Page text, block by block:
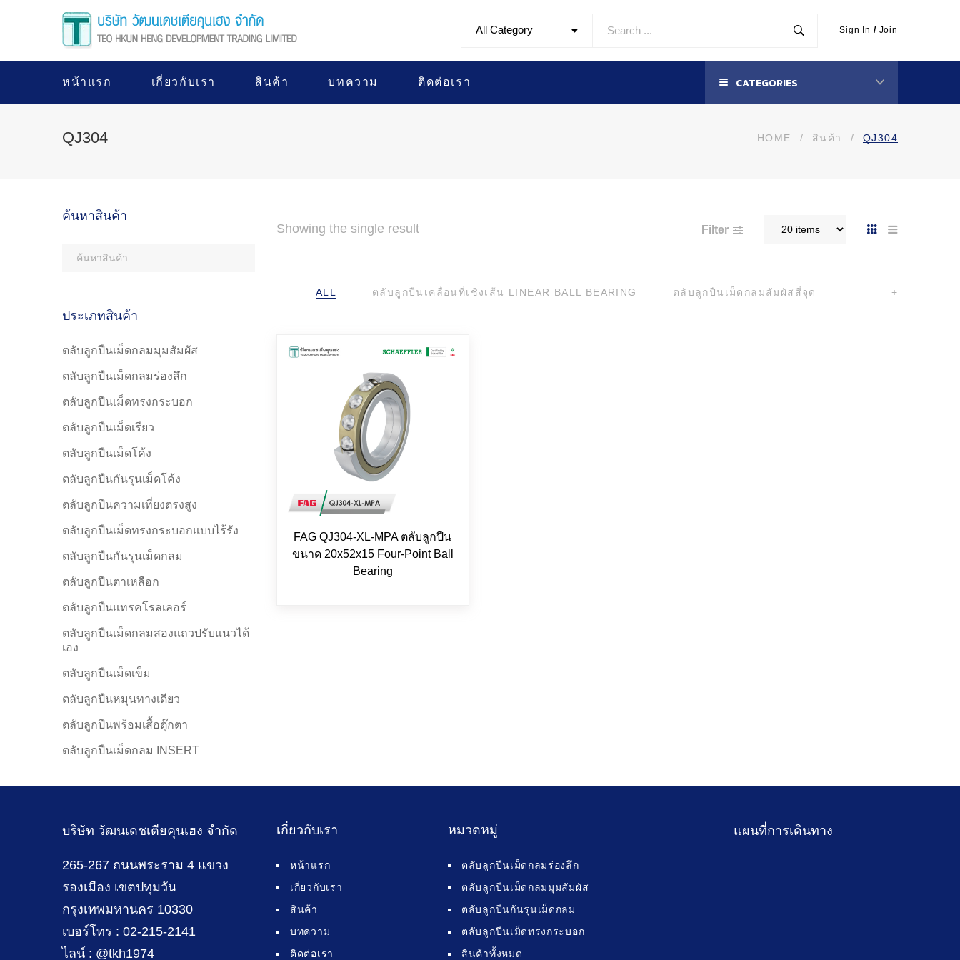
All Category Sign In / Join
หน้าแรก เกี่ยวกับเรา สินค้า บทความ ติดต่อเรา CATEGORIES
QJ304 HOME / สินค้า / QJ304
Showing the single result Filter
ALL ตลับลูกปืนเคลื่อนที่เชิงเส้น LINEAR BALL BEARING ตลับลูกปืนเม็ดกลมสัมผัสสี่จุด +
FAG QJ304-XL-MPA ตลับลูกปืน
ขนาด 20x52x15 Four-Point Ball
Bearing
ค้นหาสินค้า
ประเภทสินค้า
ตลับลูกปืนเม็ดกลมมุมสัมผัส
ตลับลูกปืนเม็ดกลมร่องลึก
ตลับลูกปืนเม็ดทรงกระบอก
ตลับลูกปืนเม็ดเรียว
ตลับลูกปืนเม็ดโค้ง
ตลับลูกปืนกันรุนเม็ดโค้ง
ตลับลูกปืนความเที่ยงตรงสูง
ตลับลูกปืนเม็ดทรงกระบอกแบบไร้รัง
ตลับลูกปืนกันรุนเม็ดกลม
ตลับลูกปืนตาเหลือก
ตลับลูกปืนแทรคโรลเลอร์
ตลับลูกปืนเม็ดกลมสองแถวปรับแนวได้
เอง
ตลับลูกปืนเม็ดเข็ม
ตลับลูกปืนหมุนทางเดียว
ตลับลูกปืนพร้อมเสื้อตุ๊กตา
ตลับลูกปืนเม็ดกลม INSERT
บริษัท วัฒนเดชเตียคุนเฮง จำกัด
265-267 ถนนพระราม 4 แขวง
รองเมือง เขตปทุมวัน
กรุงเทพมหานคร 10330
เบอร์โทร : 02-215-2141
ไลน์ : @tkh1974
เกี่ยวกับเรา
หน้าแรก
เกี่ยวกับเรา
สินค้า
บทความ
ติดต่อเรา
หมวดหมู่
ตลับลูกปืนเม็ดกลมร่องลึก
ตลับลูกปืนเม็ดกลมมุมสัมผัส
ตลับลูกปืนกันรุนเม็ดกลม
ตลับลูกปืนเม็ดทรงกระบอก
สินค้าทั้งหมด
แผนที่การเดินทาง